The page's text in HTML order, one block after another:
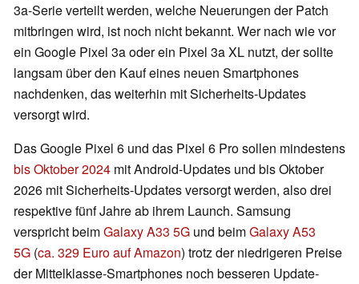
3a-Serie verteilt werden, welche Neuerungen der Patch
mitbringen wird, ist noch nicht bekannt. Wer nach wie vor
ein Google Pixel 3a oder ein Pixel 3a XL nutzt, der sollte
langsam über den Kauf eines neuen Smartphones
nachdenken, das weiterhin mit Sicherheits-Updates
versorgt wird.
Das Google Pixel 6 und das Pixel 6 Pro sollen mindestens
bis Oktober 2024 mit Android-Updates und bis Oktober
2026 mit Sicherheits-Updates versorgt werden, also drei
respektive fünf Jahre ab ihrem Launch. Samsung
verspricht beimGalaxy A33 5G und beimGalaxy A53
5G (ca. 329 Euro auf Amazon) trotz der niedrigeren Preise
der Mittelklasse-Smartphones noch besseren Update-